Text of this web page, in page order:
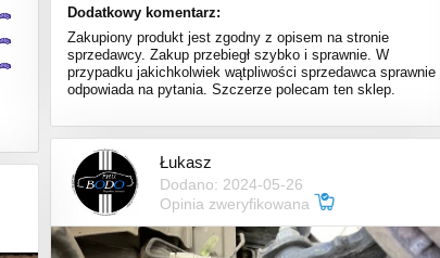
Dodatkowy komentarz:
Zakupiony produkt jest zgodny z opisem na stronie
sprzedawcy. Zakup przebiegł szybko i sprawnie. W
przypadku jakichkolwiek wątpliwości sprzedawca sprawnie
odpowiada na pytania. Szczerze polecam ten sklep.
Łukasz
Dodano: 2024-05-26
Opinia zweryfikowana